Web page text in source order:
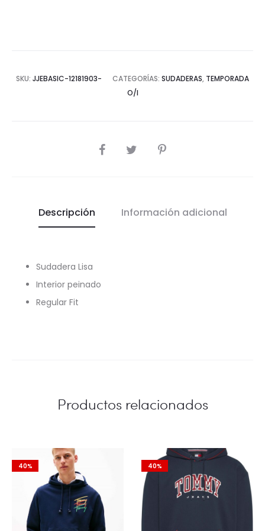
SKU: JJEBASIC-12181903- CATEGORÍAS: SUDADERAS, TEMPORADA
O/I
COMPARTIR
Descripción Información adicional
Sudadera Lisa
Interior peinado
Regular Fit
Productos relacionados
40% 40%